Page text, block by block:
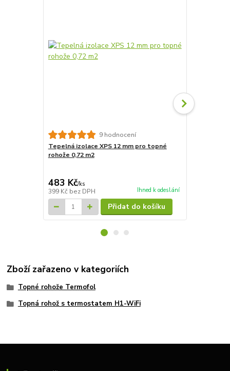
9 hodnocení
Tepelná izolace XPS 12 mm pro topné
rohože 0,72 m2
483 Kč/ks
399 Kč bez DPH Ihned k odeslání
Přidat do košíku
Zboží zařazeno v kategoriích
Topné rohože Termofol
Topná rohož s termostatem H1-WiFi